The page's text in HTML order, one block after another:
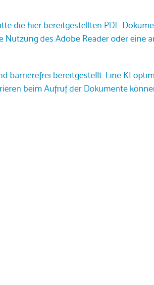
die hier bereitgestellten PDF-
des Adobe Reader oder eine
barrierefrei bereitgestellt. Eine KI
beim Aufruf der Dokumente